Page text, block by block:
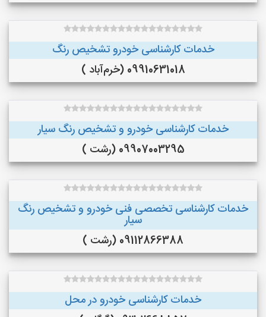
خدمات کارشناسی خودرو تشخیص رنگ
09910631018 (خرم‌آباد )
خدمات کارشناسی خودرو و تشخیص رنگ سیار
09907003295 (رشت )
خدمات کارشناسی تخصصی فنی خودرو و تشخیص رنگ
سیار
09112866388 (رشت )
خدمات کارشناسی خودرو در محل